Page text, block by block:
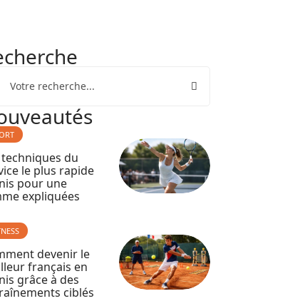
techniques du
le plus rapide
pour une
expliquées
devenir le
français en
grâce à des
ciblés